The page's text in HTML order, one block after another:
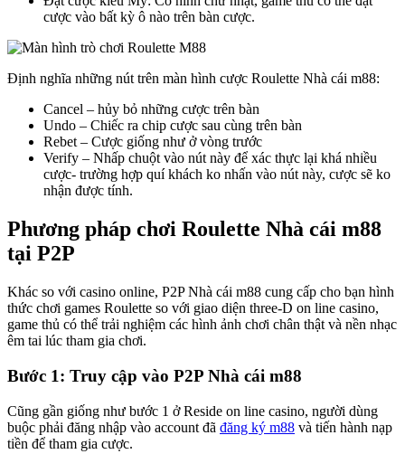
cược vào bất kỳ ô nào trên bàn cược.
Định nghĩa những nút trên màn hình cược Roulette Nhà cái m88:
Cancel – hủy bỏ những cược trên bàn
Undo – Chiếc ra chip cược sau cùng trên bàn
Rebet – Cược giống như ở vòng trước
Verify – Nhấp chuột vào nút này để xác thực lại khá nhiều
cược- trường hợp quí khách ko nhấn vào nút này, cược sẽ ko
nhận được tính.
Phương pháp chơi Roulette Nhà cái m88
tại P2P
Khác so với casino online, P2P Nhà cái m88 cung cấp cho bạn hình
thức chơi games Roulette so với giao diện three-D on line casino,
game thủ có thể trải nghiệm các hình ảnh chơi chân thật và nền nhạc
êm tai lúc tham gia chơi.
Bước 1: Truy cập vào P2P Nhà cái m88
Cũng gần giống như bước 1 ở Reside on line casino, người dùng
buộc phải đăng nhập vào account đã đăng ký m88 và tiến hành nạp
tiền để tham gia cược.